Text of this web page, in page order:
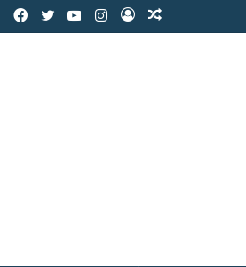
Publicación
Acceso
Instagram
YouTube
Twitter
Facebook